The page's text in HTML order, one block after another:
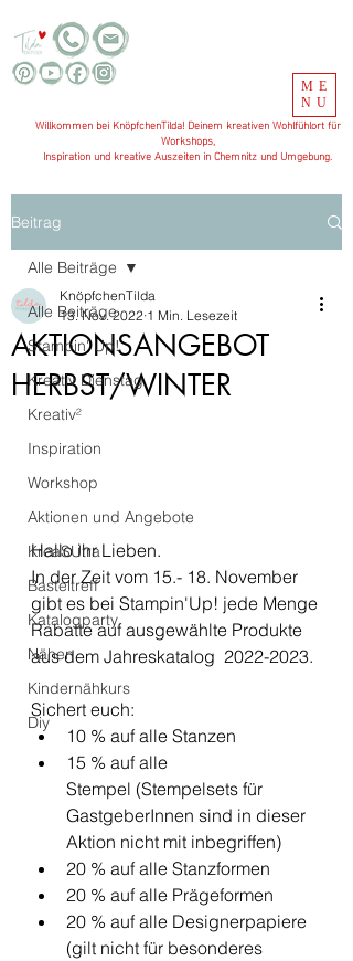
Willkommen bei KnöpfchenTilda! Deinem kreativen Wohlfühlort für
Workshops,
Inspiration und kreative Auszeiten in Chemnitz und Umgebung.
ME
NU
Beitrag
Alle Beiträge
Stampin' Up!
Kreativ Dienstag
Kreativ²
Inspiration
Workshop
Aktionen und Angebote
KreaSUtra
Basteltreff
Katalogparty
Nähen
Kindernähkurs
Diy
Alle Beiträge
AKTIONSANGEBOT
HERBST/WINTER
KnöpfchenTilda
13. Nov. 2022 1 Min. Lesezeit
Hallo ihr Lieben.
In der Zeit vom 15.- 18. November
gibt es bei Stampin'Up! jede Menge
Rabatte auf ausgewählte Produkte
aus dem Jahreskatalog  2022-2023.
Sichert euch:
10 % auf alle Stanzen
15 % auf alle
Stempel (Stempelsets für
GastgeberInnen sind in dieser
Aktion nicht mit inbegriffen)
20 % auf alle Stanzformen
20 % auf alle Prägeformen
20 % auf alle Designerpapiere
(gilt nicht für besonderes